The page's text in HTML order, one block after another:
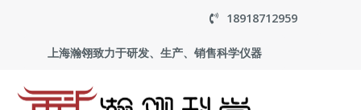
content
18918712959
上海瀚翎致力于研发、生产、销售科学仪器